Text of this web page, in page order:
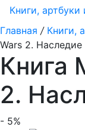
Книги,
Главная / Книги,
Wars 2.
Книга
2.
- 5%